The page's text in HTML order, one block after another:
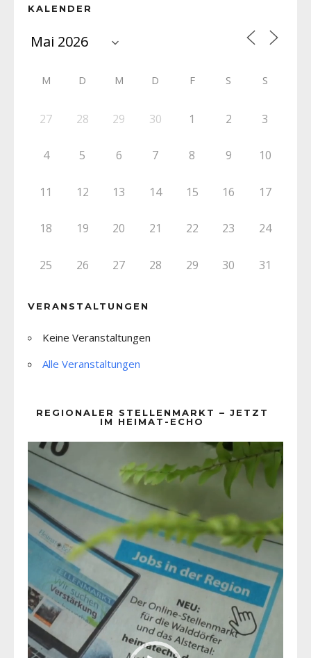
KALENDER
M D M D F S S
27 28 29 30 1 2 3
4 5 6 7 8 9 10
11 12 13 14 15 16 17
18 19 20 21 22 23 24
25 26 27 28 29 30 31
VERANSTALTUNGEN
Keine Veranstaltungen
Alle Veranstaltungen
REGIONALER STELLENMARKT – JETZT
IM HEIMAT-ECHO
Player